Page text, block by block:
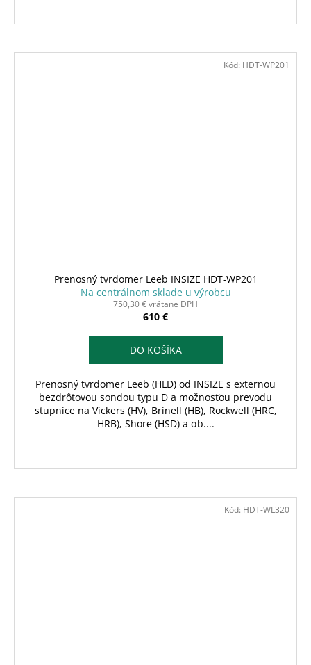
Prenosný tvrdomer Leeb INSIZE HDT-WP201
Na centrálnom sklade u výrobcu
750,30 € vrátane DPH
610 €
DO KOŠÍKA
Prenosný tvrdomer Leeb (HLD) od INSIZE s externou
bezdrôtovou sondou typu D a možnosťou prevodu
stupnice na Vickers (HV), Brinell (HB), Rockwell (HRC,
HRB), Shore (HSD) a σb....
Kód: HDT-WP201
Kód: HDT-WL320